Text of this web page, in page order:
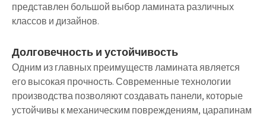
представлен большой выбор ламината различных
классов и дизайнов.
Долговечность и устойчивость
Одним из главных преимуществ ламината является
его высокая прочность. Современные технологии
производства позволяют создавать панели, которые
устойчивы к механическим повреждениям, царапинам